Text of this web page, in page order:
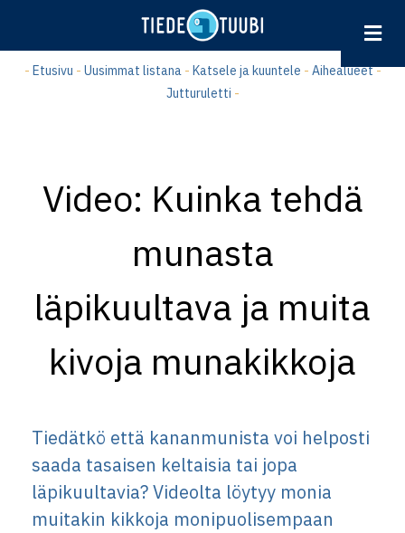
- Etusivu - Uusimmat listana- Katsele ja kuuntele - Aihealueet-
Jutturuletti -
Video: Kuinka tehdä
munasta
läpikuultava ja muita
kivoja munakikkoja
Tiedätkö että kananmunista voi helposti
saada tasaisen keltaisia tai jopa
läpikuultavia? Videolta löytyy monia
muitakin kikkoja monipuolisempaan